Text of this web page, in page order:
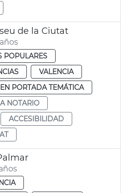
de la Ciutat
POPULARES
VALENCIA
EN PORTADA TEMÁTICA
NOTARIO
ACCESIBILIDAD